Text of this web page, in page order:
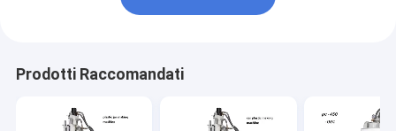
Prodotti Raccomandati